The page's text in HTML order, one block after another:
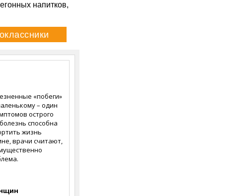
напитков,
«побеги»
– один
острого
способна
жизнь
врачи считают,